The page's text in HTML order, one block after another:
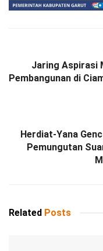
Jaring Aspirasi
Pembangunan di
Herdiat-Yana
Pemungutan
Related Posts